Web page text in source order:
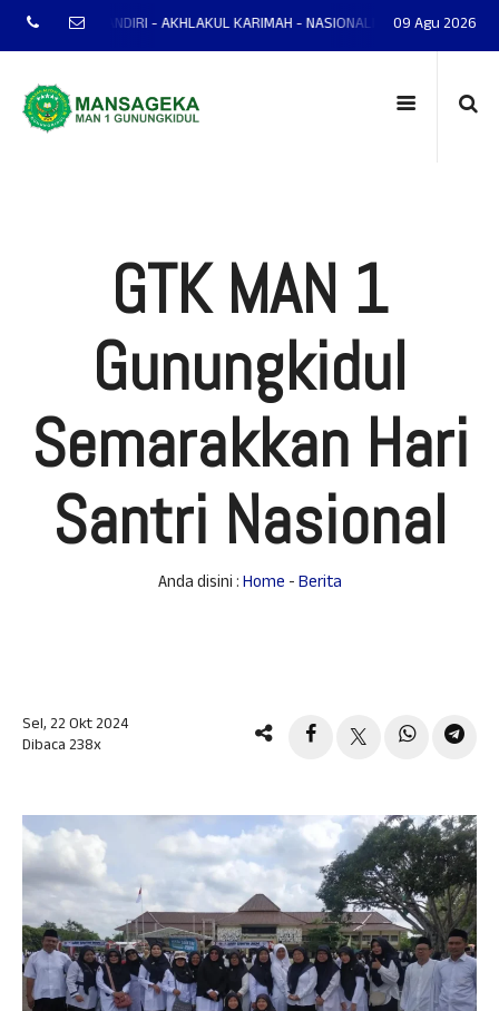
- MANDIRI - AKHLAKUL KARIMAH - NASIONALIS - TERAMPIL - ADAPTIF -
09 Agu 2026
GTK MAN 1
Gunungkidul
Semarakkan Hari
Santri Nasional
Anda disini :Home -Berita
Sel, 22 Okt 2024
Dibaca 238x